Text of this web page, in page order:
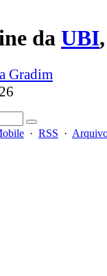
da UBI
Gradim
· RSS ·